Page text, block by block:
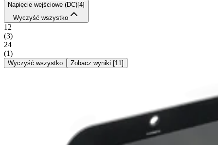
Napięcie wejściowe (DC)[4]
Wyczyść wszystko
12
(3)
24
(1)
Wyczyść wszystko Zobacz wyniki [11 ]